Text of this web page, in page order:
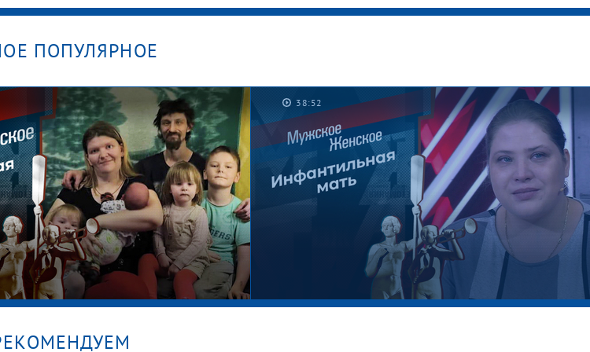
ПОПУЛЯРНОЕ
38:52